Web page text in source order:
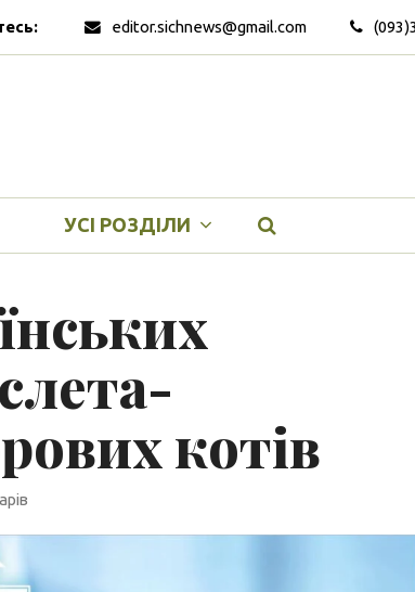
editor.sichnews@gmail.com
УСІ РОЗДІЛИ
котів